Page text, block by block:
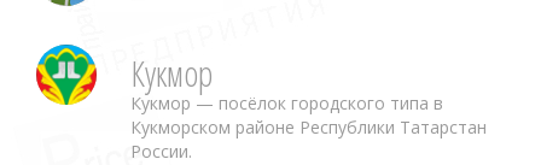
Кукмор
Кукмор — посёлок городского типа в
Кукморском районе Республики Татарстан
России.